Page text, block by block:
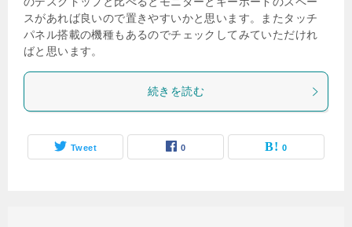
スがあれば良いので置きやすいかと思います。またタッチ
パネル搭載の機種もあるのでチェックしてみていただけれ
ばと思います。
続きを読む
Tweet 0 0